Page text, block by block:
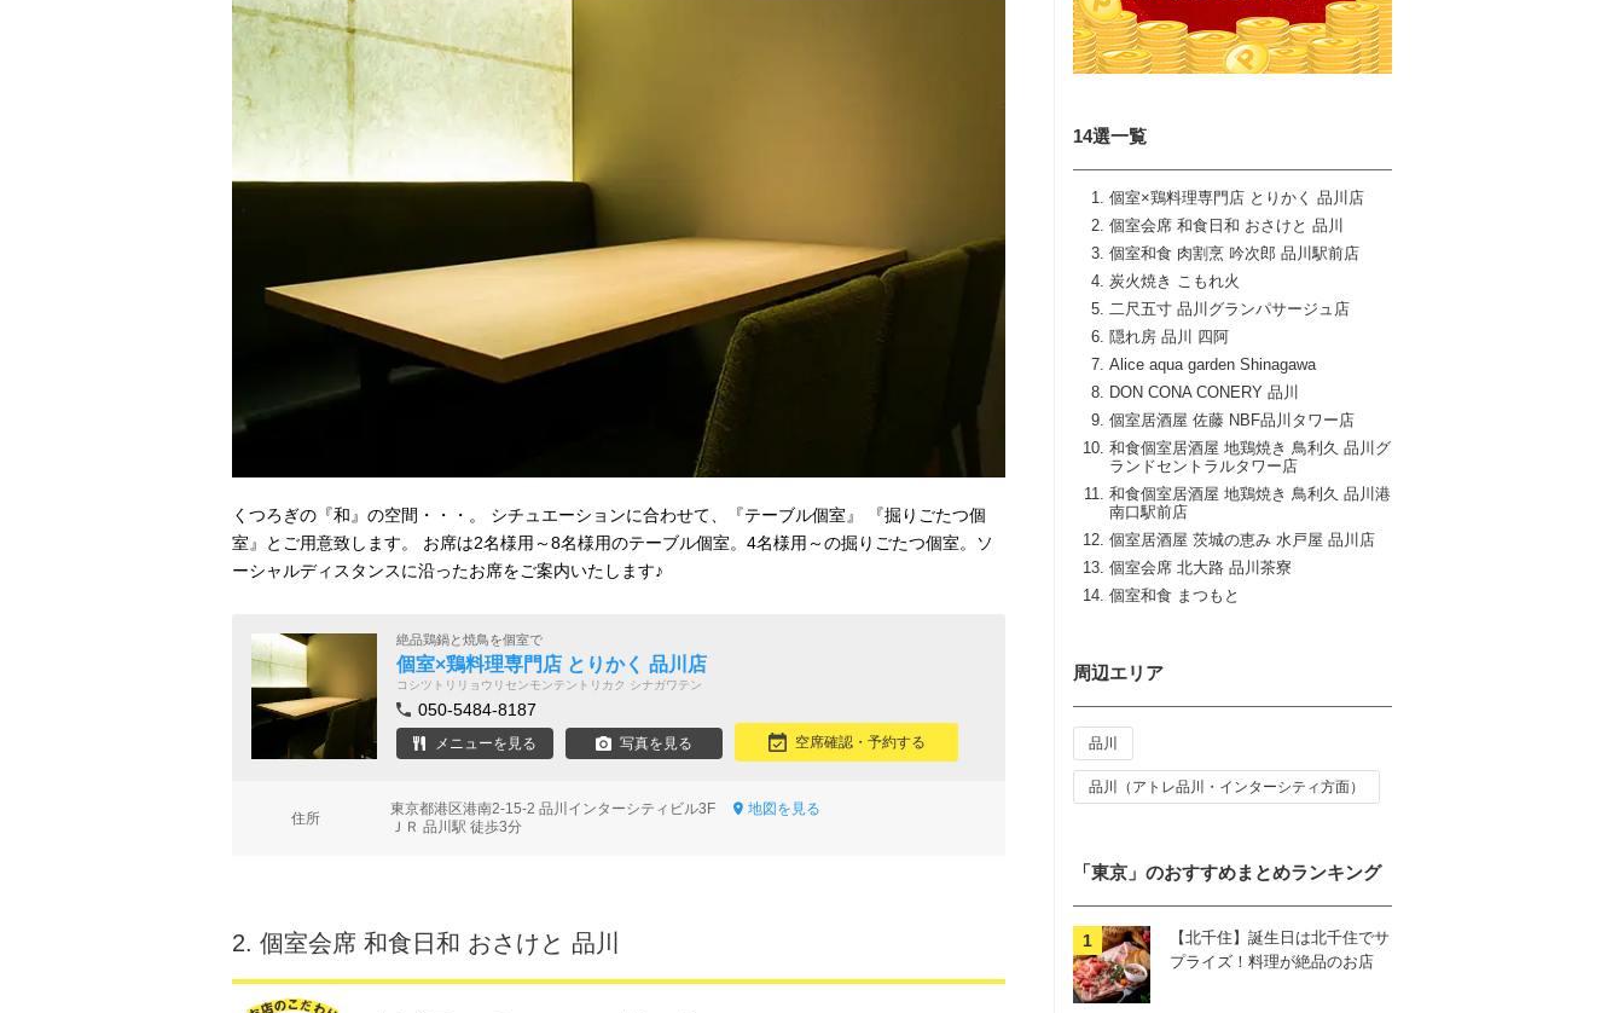
14選一覧
個室×鶏料理専門店 とりかく 品川店
個室会席 和食日和 おさけと 品川
個室和食 肉割烹 吟次郎 品川駅前店
炭火焼き こもれ火
二尺五寸 品川グランパサージュ店
隠れ房 品川 四阿
Alice aqua garden Shinagawa
DON CONA CONERY 品川
個室居酒屋 佐藤 NBF品川タワー店
和食個室居酒屋 地鶏焼き 鳥利久 品川グ
ランドセントラルタワー店
和食個室居酒屋 地鶏焼き 鳥利久 品川港
南口駅前店
個室居酒屋 茨城の恵み 水戸屋 品川店
個室会席 北大路 品川茶寮
個室和食 まつもと
くつろぎの『和』の空間・・・。 シチュエーションに合わせて、『テーブル個室』 『掘りごたつ個
室』とご用意致します。 お席は2名様用～8名様用のテーブル個室。4名様用～の掘りごたつ個室。ソ
ーシャルディスタンスに沿ったお席をご案内いたします♪
絶品鶏鍋と焼鳥を個室で
個室×鶏料理専門店 とりかく 品川店
コシツトリリョウリセンモンテントリカク シナガワテン
050-5484-8187
メニューを見る 写真を見る 空席確認・予約する
住所
東京都港区港南2-15-2 品川インターシティビル3F
地図を見る
ＪＲ 品川駅 徒歩3分
2. 個室会席 和食日和 おさけと 品川
周辺エリア
品川
品川（アトレ品川・インターシティ方面）
「東京」のおすすめまとめランキング
【北千住】誕生日は北千住でサ
プライズ！料理が絶品のお店